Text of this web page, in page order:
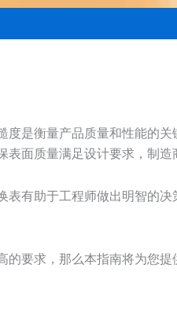
度是衡量产品质量和性能的
表面质量满足设计要求，制
表有助于工程师做出明智的
的要求，那么本指南将为您提